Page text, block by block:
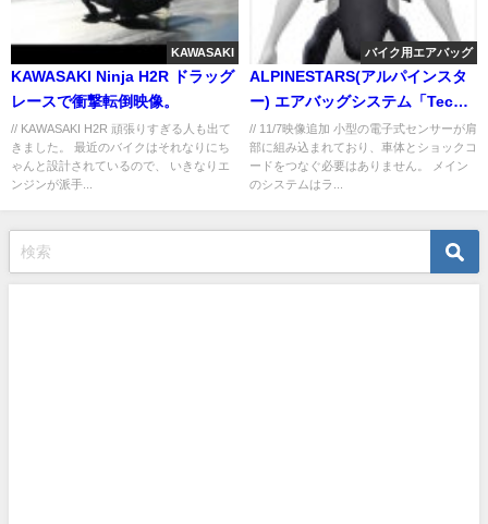
KAWASAKI
KAWASAKI Ninja H2R ドラッグ
レースで衝撃転倒映像。
// KAWASAKI H2R 頑張りすぎる人も出て
きました。 最近のバイクはそれなりにち
ゃんと設計されているので、 いきなりエ
ンジンが派手...
バイク用エアバッグ
ALPINESTARS(アルパインスタ
ー) エアバッグシステム「Tech
Air」が秀逸
// 11/7映像追加 小型の電子式センサーが肩
部に組み込まれており、車体とショックコ
ードをつなぐ必要はありません。 メイン
のシステムはラ...